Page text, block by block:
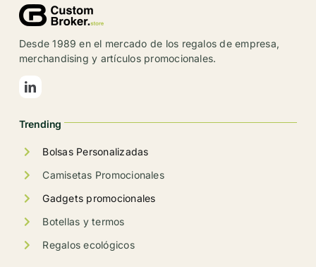
Desde 1989 en el mercado de los regalos de empresa,
merchandising y artículos promocionales.
Trending
Bolsas Personalizadas
Camisetas Promocionales
Gadgets promocionales
Botellas y termos
Regalos ecológicos